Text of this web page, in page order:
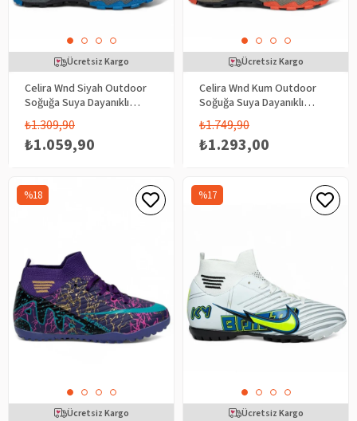
Celira Wnd Siyah Outdoor
Soğuğa Suya Dayanıklı
Erkek Bot
₺1.059,90
₺1.309,90
Ücretsiz Kargo
Celira Wnd Kum Outdoor
Soğuğa Suya Dayanıklı
Erkek Bot
₺1.293,00
₺1.749,90
Ücretsiz Kargo
%18
Ücretsiz Kargo
%17
Ücretsiz Kargo